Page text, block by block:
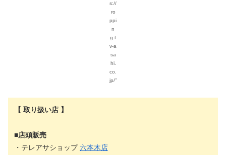
s://
ro
ppi
n
g.t
v-a
sa
hi.
co.
jp/”
【 取り扱い店 】
■店頭販売
・テレアサショップ六本木店